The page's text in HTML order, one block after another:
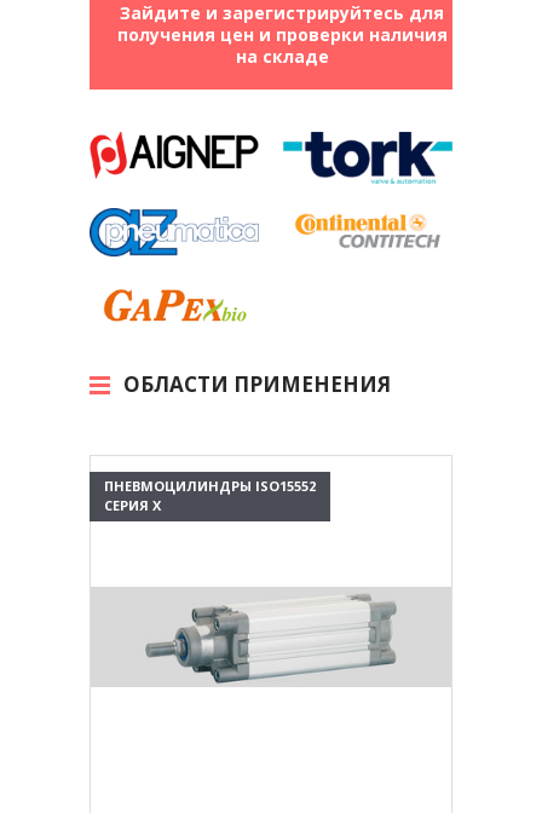
Зайдите и зарегистрируйтесь для
получения цен и проверки наличия
на складе
ОБЛАСТИ ПРИМЕНЕНИЯ
ПНЕВМОЦИЛИНДРЫ ISO15552
СЕРИЯ X